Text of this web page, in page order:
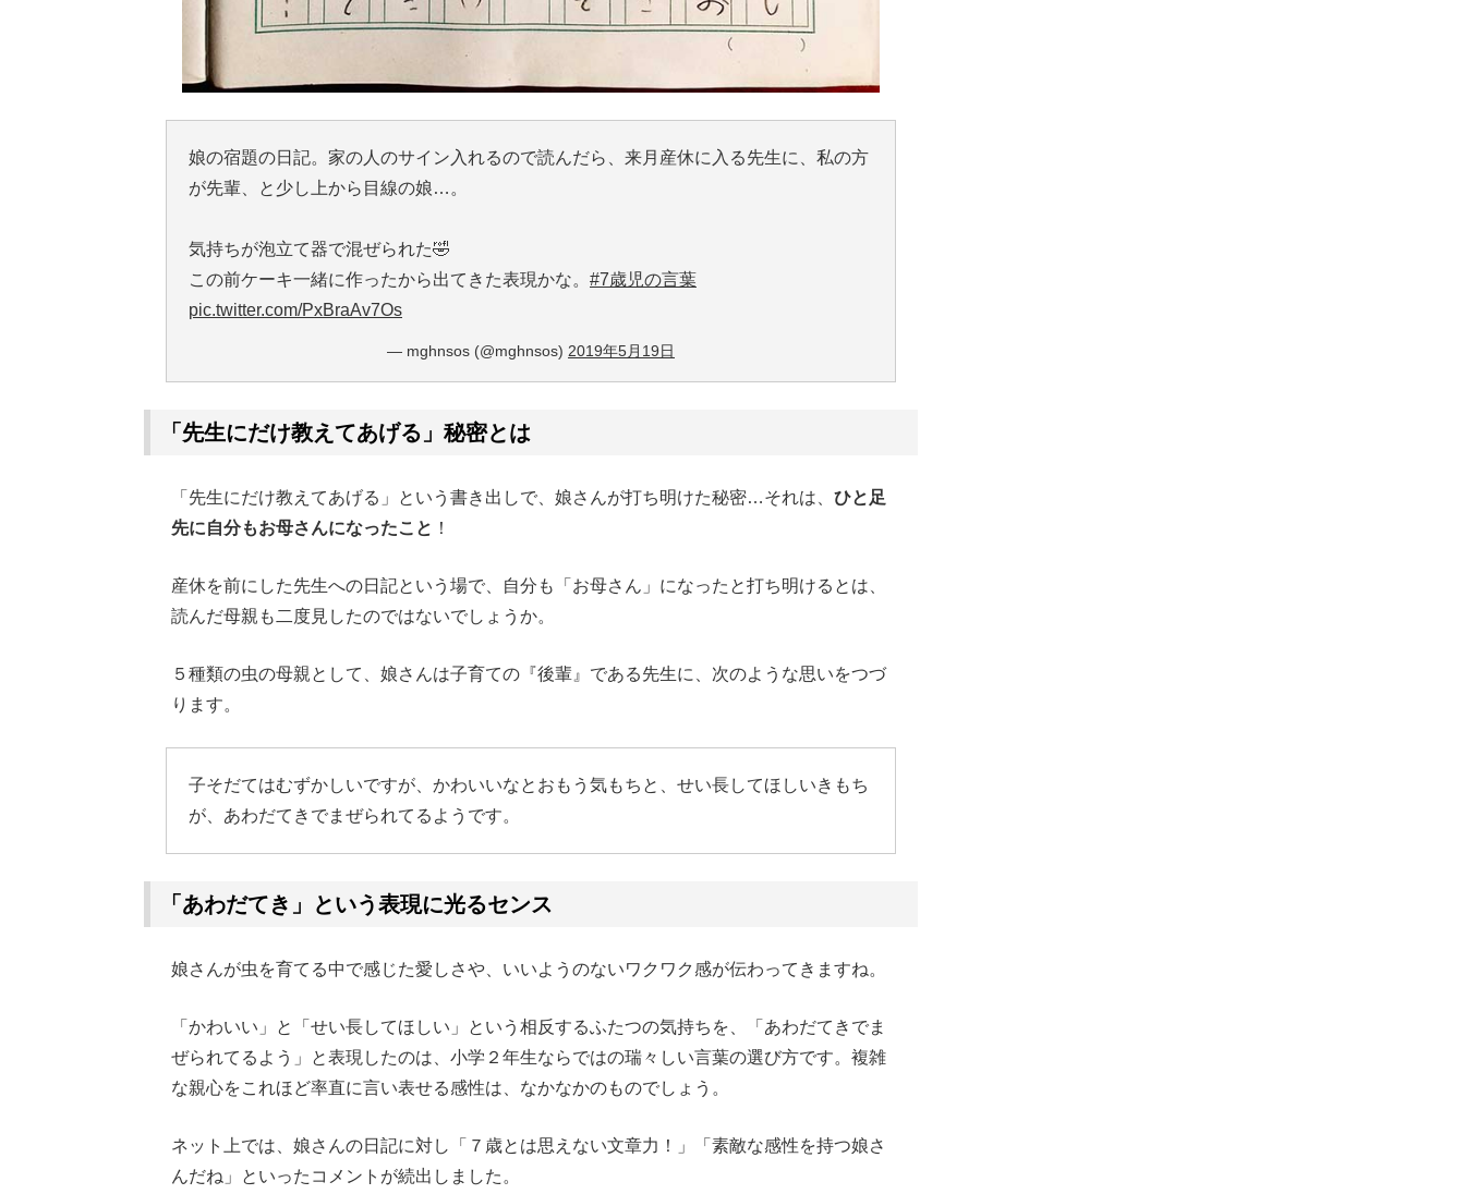
娘の宿題の日記。家の人のサイン入れるので読んだら、来月産休に入る先生に、私の方
が先輩、と少し上から目線の娘…。
気持ちが泡立て器で混ぜられた🤣
この前ケーキ一緒に作ったから出てきた表現かな。 #7歳児の言葉
pic.twitter.com/PxBraAv7Os
— mghnsos (@mghnsos) 2019年5月19日
「先生にだけ教えてあげる」秘密とは
「先生にだけ教えてあげる」という書き出しで、娘さんが打ち明けた秘密…それは、 ひと足
先に自分もお母さんになったこと ！
産休を前にした先生への日記という場で、自分も「お母さん」になったと打ち明けるとは、
読んだ母親も二度見したのではないでしょうか。
５種類の虫の母親として、娘さんは子育ての『後輩』である先生に、次のような思いをつづ
ります。
子そだてはむずかしいですが、かわいいなとおもう気もちと、せい長してほしいきもち
が、あわだてきでまぜられてるようです。
「あわだてき」という表現に光るセンス
娘さんが虫を育てる中で感じた愛しさや、いいようのないワクワク感が伝わってきますね。
「かわいい」と「せい長してほしい」という相反するふたつの気持ちを、「あわだてきでま
ぜられてるよう」と表現したのは、小学２年生ならではの瑞々しい言葉の選び方です。複雑
な親心をこれほど率直に言い表せる感性は、なかなかのものでしょう。
ネット上では、娘さんの日記に対し「７歳とは思えない文章力！」「素敵な感性を持つ娘さ
んだね」といったコメントが続出しました。